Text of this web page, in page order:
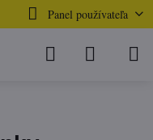
Panel používateľa